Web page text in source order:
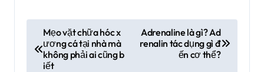
Mẹo vặt chữa hóc x
ương cá tại nhà mà
không phải ai cũng b
iết
Adrenaline là gì? Ad
renalin tác dụng gì đ
ến cơ thể?